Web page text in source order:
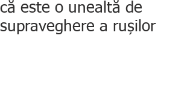
că este o unealtă de
supraveghere a rușilor